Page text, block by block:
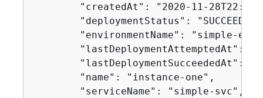
"createdAt": "2020-11-
"deploymentStatus":
"environmentName": "simple-
"lastDeploymentAttemptedAt":
"lastDeploymentSucceededAt":
        "name": "instance-one",
        "serviceName": "simple-svc",